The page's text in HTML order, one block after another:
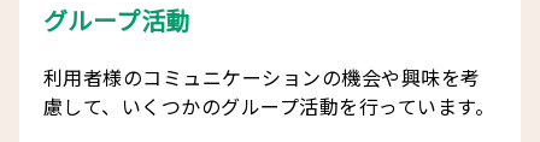
グループ活動
利用者様のコミュニケーションの機会や興味を考
慮して、いくつかのグループ活動を行っています。